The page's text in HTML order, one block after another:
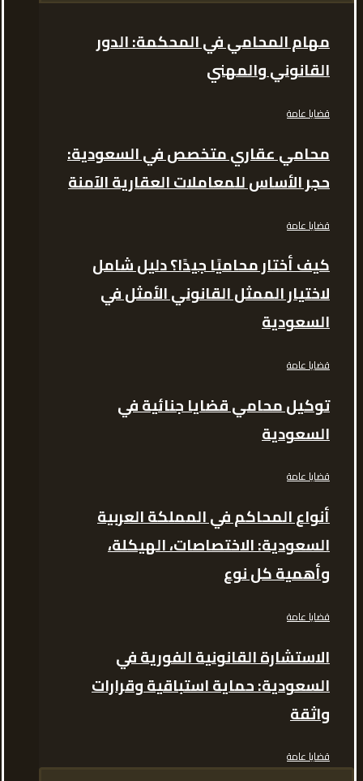
مهام المحامي في المحكمة: الدور
القانوني والمهني
قضايا عامة
محامي عقاري متخصص في السعودية:
حجر الأساس للمعاملات العقارية الآمنة
قضايا عامة
كيف أختار محاميًا جيدًا؟ دليل شامل
لاختيار الممثل القانوني الأمثل في
السعودية
قضايا عامة
توكيل محامي قضايا جنائية في
السعودية
قضايا عامة
أنواع المحاكم في المملكة العربية
السعودية: الاختصاصات، الهيكلة،
وأهمية كل نوع
قضايا عامة
الاستشارة القانونية الفورية في
السعودية: حماية استباقية وقرارات
واثقة
قضايا عامة